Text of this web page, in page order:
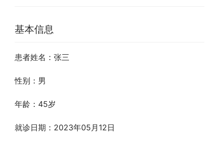
基本信息
患者姓名：张三
性别：男
年龄：45岁
就诊日期：2023年05月12日